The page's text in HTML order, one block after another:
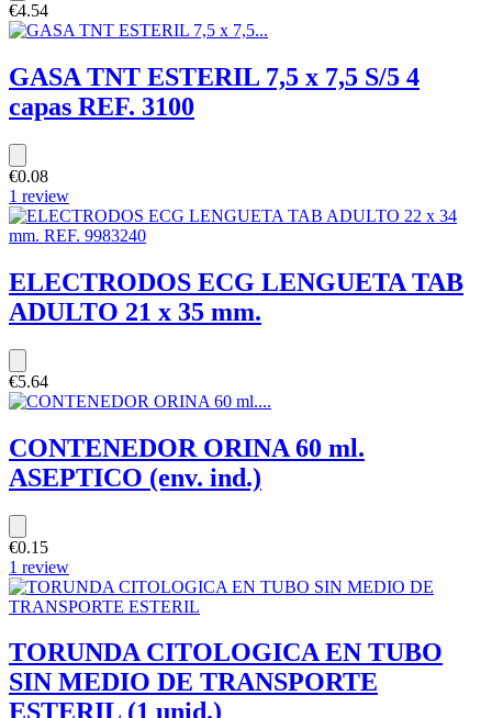
€4.54
GASA TNT ESTERIL 7,5 x 7,5 S/5 4
capas REF. 3100
€0.08
1 review
ELECTRODOS ECG LENGUETA TAB
ADULTO 21 x 35 mm.
€5.64
CONTENEDOR ORINA 60 ml.
ASEPTICO (env. ind.)
€0.15
1 review
TORUNDA CITOLOGICA EN TUBO
SIN MEDIO DE TRANSPORTE
ESTERIL (1 unid.)